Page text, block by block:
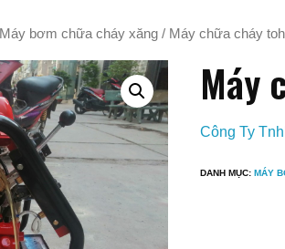
Máy bơm chữa cháy xăng / Máy chữa cháy
Máy
Công Ty
DANH MỤC: MÁY